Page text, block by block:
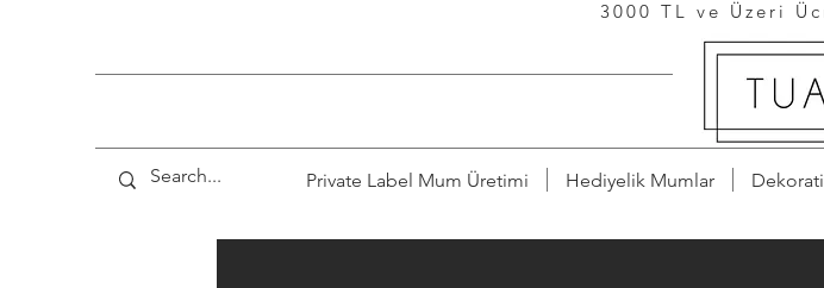
Private Label Mum Üretimi Hediyelik Mumlar
3000 TL ve Üzeri